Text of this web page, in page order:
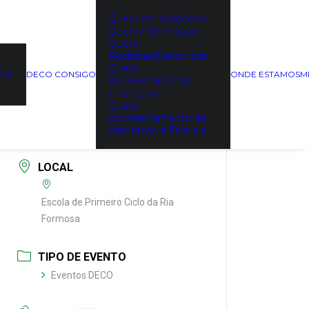
e
DECO CONSIGO
Quero ser Associado
Quero Informação
Quero
Reclamar/Denunciar
Quero
Aconselhamento
Financeiro
Quero
Aconselhamento de
Habitação e Energia
ONDE ESTAMOS
Expired!
LOCAL
Escola de Primeiro Ciclo da Ria
Formosa
TIPO DE EVENTO
Eventos DECO